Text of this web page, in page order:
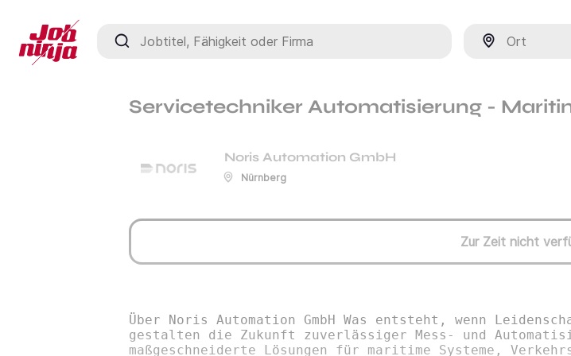
Jobtitel, Fähigkeit oder Firma
Servicetechniker Automatisierung -
Noris Automation GmbH
Nürnberg
Zur Zeit nicht
Über Noris Automation GmbH Was entsteht, wenn
gestalten die Zukunft zuverlässiger Mess- und
maßgeschneiderte Lösungen für maritime Systeme,